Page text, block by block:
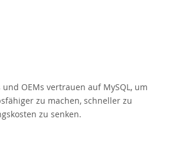
OEMs vertrauen auf MySQL, um
zu machen, schneller zu
zu senken.